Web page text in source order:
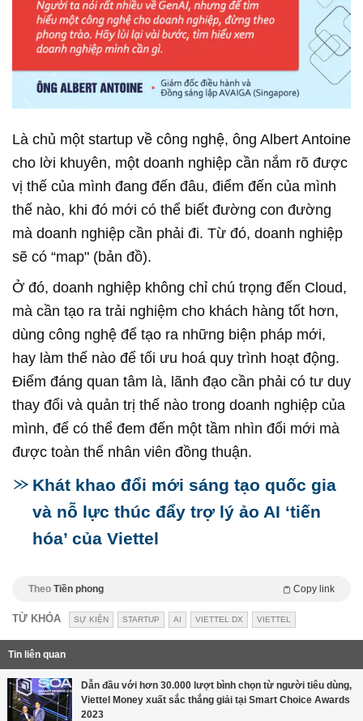
Là chủ một startup về công nghệ, ông Albert Antoine
cho lời khuyên, một doanh nghiệp cần nắm rõ được
vị thế của mình đang đến đâu, điểm đến của mình
thế nào, khi đó mới có thể biết đường con đường
mà doanh nghiệp cần phải đi. Từ đó, doanh nghiệp
sẽ có “map" (bản đồ).
Ở đó, doanh nghiệp không chỉ chú trọng đến Cloud,
mà cần tạo ra trải nghiệm cho khách hàng tốt hơn,
dùng công nghệ để tạo ra những biện pháp mới,
hay làm thế nào để tối ưu hoá quy trình hoạt động.
Điểm đáng quan tâm là, lãnh đạo cần phải có tư duy
thay đổi và quản trị thế nào trong doanh nghiệp của
mình, để có thể đem đến một tầm nhìn đổi mới mà
được toàn thể nhân viên đồng thuận.
Khát khao đổi mới sáng tạo quốc gia
và nỗ lực thúc đẩy trợ lý ảo AI ‘tiến
hóa’ của Viettel
Theo Tiền phong Copy link
TỪ KHÓA SỰ KIỆN STARTUP AI VIETTEL DX VIETTEL
Tin liên quan
Dẫn đầu với hơn 30.000 lượt bình chọn từ người tiêu dùng,
Viettel Money xuất sắc thắng giải tại Smart Choice Awards
2023